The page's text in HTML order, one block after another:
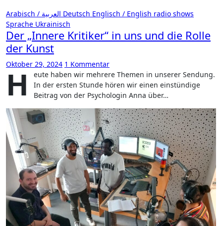
Deutsch Englisch / English radio shows
Sprache Ukrainisch
Der „Innere Kritiker“ in uns und die Rolle
der Kunst
Oktober 29, 2024 1 Kommentar
H
eute haben wir mehrere Themen in unserer Sendung.
In der ersten Stunde hören wir einen einstündige
Beitrag von der Psychologin Anna über…